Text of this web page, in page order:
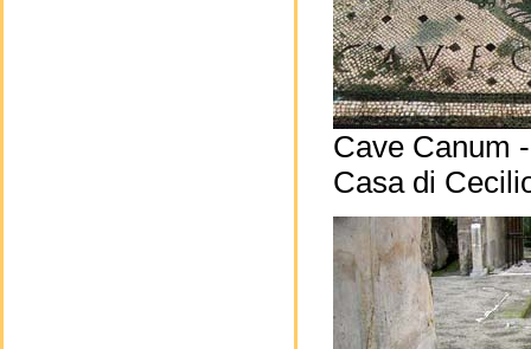
Cave Canum
Casa di